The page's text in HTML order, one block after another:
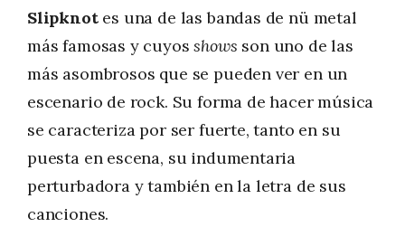
Slipknotes una de las bandas de nü metal
más famosas y cuyosshows son uno de las
más asombrosos que se pueden ver en un
escenario de rock. Su forma de hacer música
se caracteriza por ser fuerte, tanto en su
puesta en escena, su indumentaria
perturbadora y también en la letra de sus
canciones.